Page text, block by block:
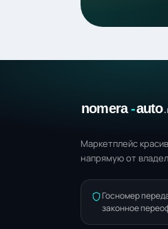
Маркетплейс
напрямую от
Госномер
законное